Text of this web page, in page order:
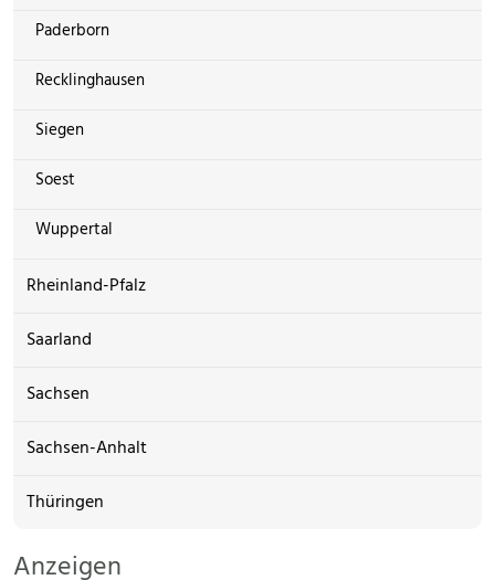
Paderborn
Recklinghausen
Siegen
Soest
Wuppertal
Rheinland-Pfalz
Saarland
Sachsen
Sachsen-Anhalt
Thüringen
Anzeigen